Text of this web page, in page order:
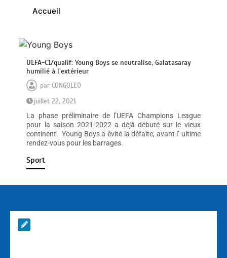
Accueil
UEFA-C1/qualif: Young Boys se neutralise, Galatasaray
humilié à l’extérieur
parCONGOLEO
juillet 22, 2021
La phase préliminaire de l’UEFA Champions League
pour la saison 2021-2022 a déjà débuté sur le vieux
continent. Young Boys a évité la défaite, avant l’ ultime
rendez-vous pour les barrages.
Sport